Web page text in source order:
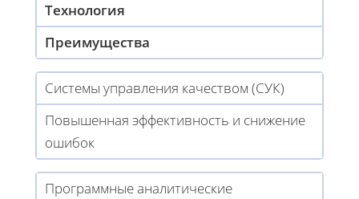
Технология
Преимущества
Системы управления качеством (СУК)
Повышенная эффективность и снижение
ошибок
Программные аналитические